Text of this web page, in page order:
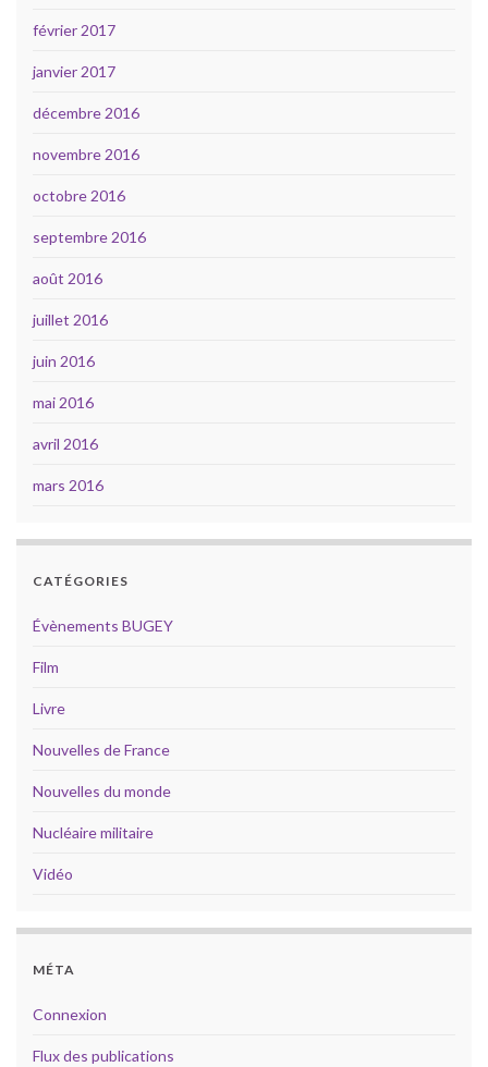
février 2017
janvier 2017
décembre 2016
novembre 2016
octobre 2016
septembre 2016
août 2016
juillet 2016
juin 2016
mai 2016
avril 2016
mars 2016
CATÉGORIES
Évènements BUGEY
Film
Livre
Nouvelles de France
Nouvelles du monde
Nucléaire militaire
Vidéo
MÉTA
Connexion
Flux des publications